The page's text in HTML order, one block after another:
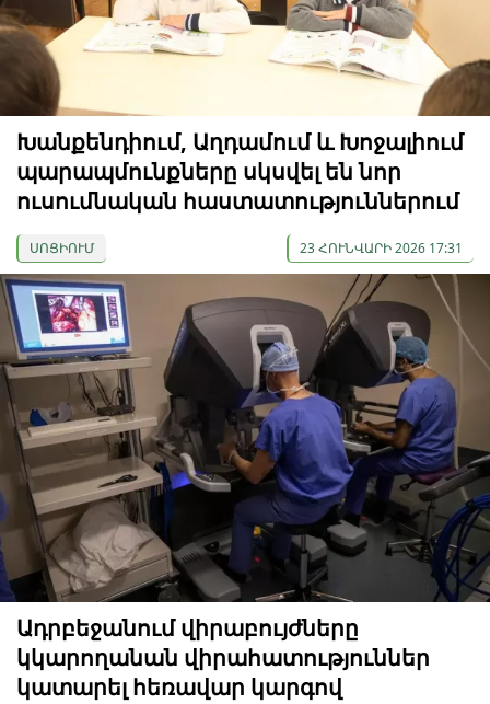
Խանքենդիում, Աղդամում և Խոջալիում
պարապմունքները սկսվել են նոր
ուսումնական հաստատություններում
ՍՈՑԻՈՒՄ 23 ՀՈՒՆՎԱՐԻ 2026 17:31
Ադրբեջանում վիրաբույժները
կկարողանան վիրահատություններ
կատարել հեռավար կարգով